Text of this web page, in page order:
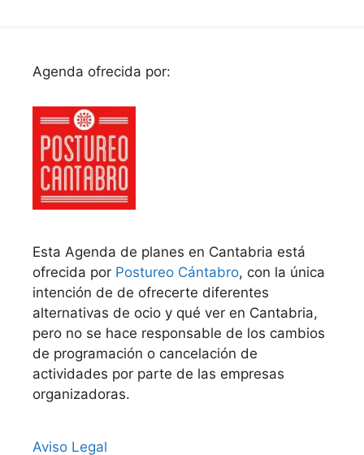
Agenda ofrecida por:
Esta Agenda de planes en Cantabria está
ofrecida por Postureo Cántabro, con la única
intención de de ofrecerte diferentes
alternativas de ocio y qué ver en Cantabria,
pero no se hace responsable de los cambios
de programación o cancelación de
actividades por parte de las empresas
organizadoras.
Aviso Legal